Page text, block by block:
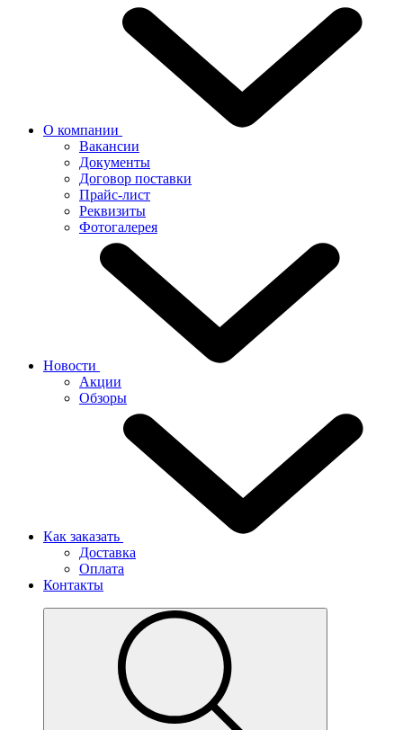
О компании
Вакансии
Документы
Договор поставки
Прайс-лист
Реквизиты
Фотогалерея
Новости
Акции
Обзоры
Как заказать
Доставка
Оплата
Контакты